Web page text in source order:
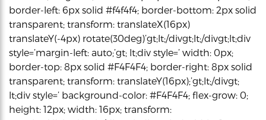
border-left: 6px solid #f4f4f4; border-bottom: 2px solid
transparent; transform: translateX(16px)
translateY(-4px) rotate(30deg)’gt;lt;/divgt;lt;/divgt;lt;div
style=’margin-left: auto;’gt; lt;div style=’ width: 0px;
border-top: 8px solid #F4F4F4; border-right: 8px solid
transparent; transform: translateY(16px);’gt;lt;/divgt;
lt;div style=’ background-color: #F4F4F4; flex-grow: 0;
height: 12px; width: 16px; transform: